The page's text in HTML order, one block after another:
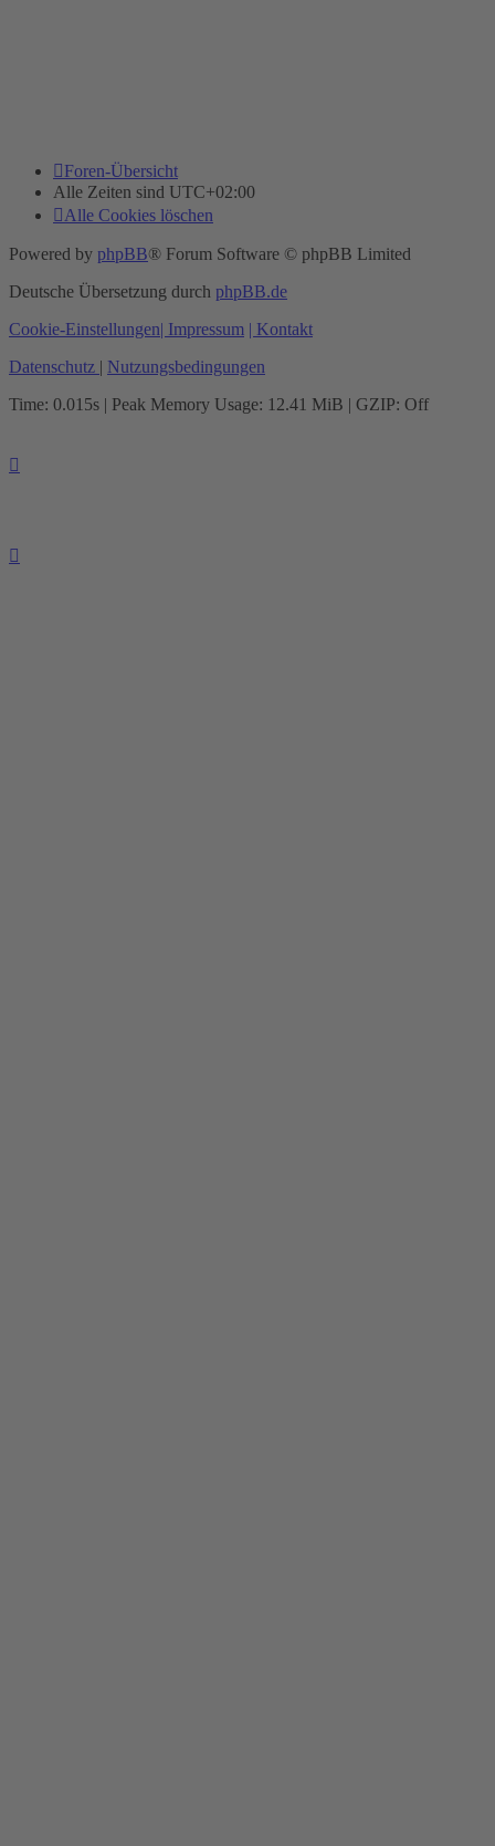
Foren-Übersicht
Alle Zeiten sind UTC+02:00
Alle Cookies löschen
Powered by phpBB® Forum Software © phpBB Limited
Deutsche Übersetzung durch phpBB.de
Cookie-Einstellungen| Impressum | Kontakt
Datenschutz | Nutzungsbedingungen
Time: 0.015s | Peak Memory Usage: 12.41 MiB | GZIP: Off